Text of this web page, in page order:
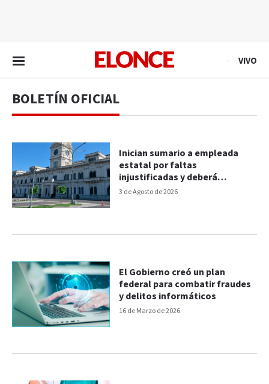
VIVO
BOLETÍN OFICIAL
3 de Agosto de 2026
Inician sumario a empleada
estatal por faltas
injustificadas y deberá
devolver más de $36 millones
16 de Marzo de 2026
El Gobierno creó un plan
federal para combatir fraudes
y delitos informáticos